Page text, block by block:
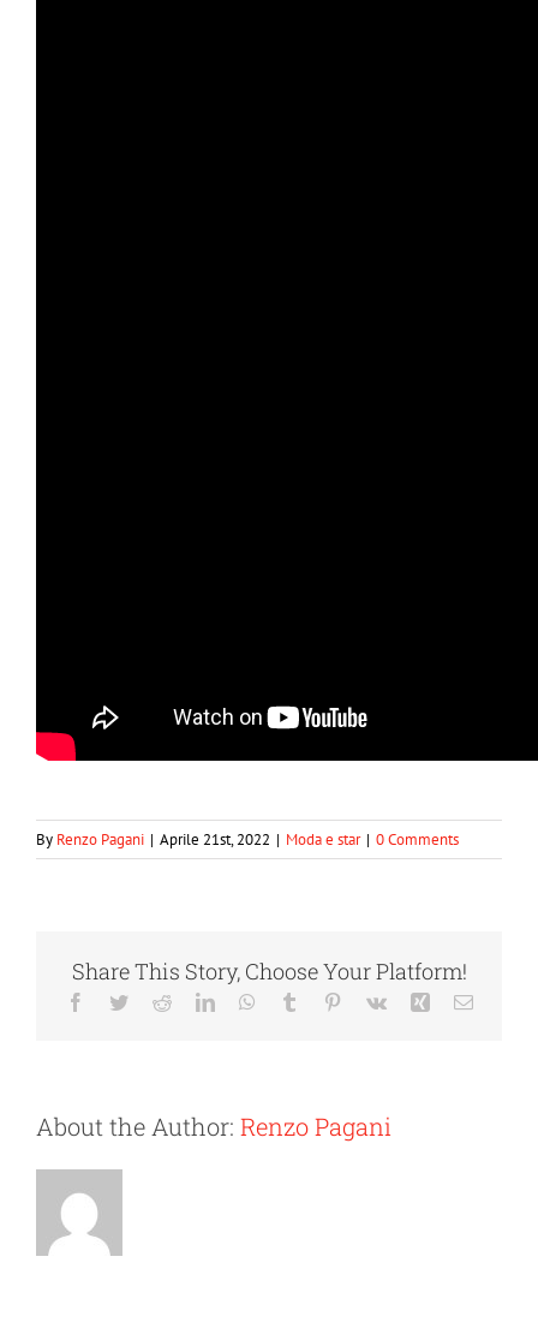
By Renzo Pagani | Aprile 21st, 2022 | Moda e star | 0 Comments
Share This Story, Choose Your Platform!
Facebook
TwitterRedditLinkedInWhatsApp
Tumblr Pinterest
Vk Xing Email
About the Author: Renzo Pagani